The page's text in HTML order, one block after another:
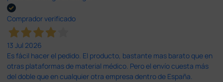
Comprador verificado
13 Jul 2026
Es fácil hacer el pedido. El producto, bastante mas barato que en
otras plataformas de material médico. Pero el envío cuesta más
del doble que en cualquier otra empresa dentro de España.